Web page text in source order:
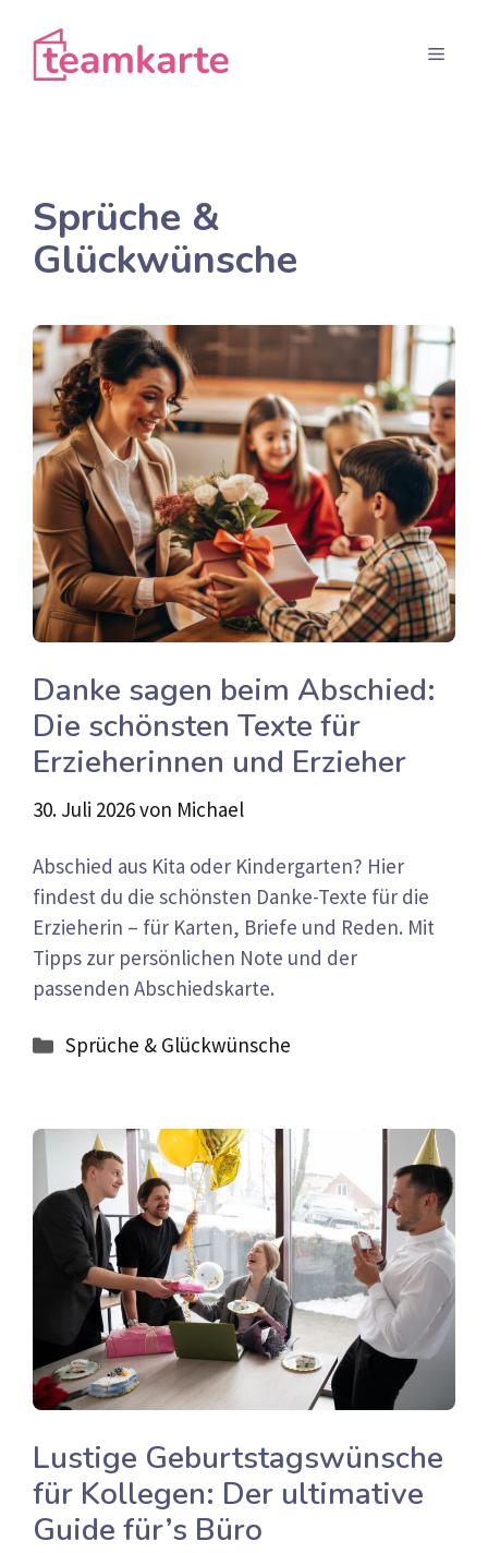
Inhalt
springen
Menü
Sprüche &
Glückwünsche
Danke sagen beim Abschied:
Die schönsten Texte für
Erzieherinnen und Erzieher
30. Juli 2026von Michael
Abschied aus Kita oder Kindergarten? Hier
findest du die schönsten Danke-Texte für die
Erzieherin – für Karten, Briefe und Reden. Mit
Tipps zur persönlichen Note und der
passenden Abschiedskarte.
Kategorien
Sprüche & Glückwünsche
Lustige Geburtstagswünsche
für Kollegen: Der ultimative
Guide für’s Büro